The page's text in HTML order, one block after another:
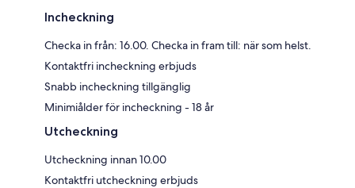
Incheckning
Checka in från: 16.00. Checka in fram till: när som helst.
Kontaktfri incheckning erbjuds
Snabb incheckning tillgänglig
Minimiålder för incheckning - 18 år
Utcheckning
Utcheckning innan 10.00
Kontaktfri utcheckning erbjuds